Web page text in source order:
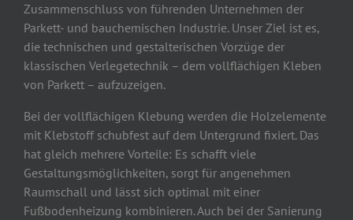
Zusammenschluss von führenden Unternehmen der
Parkett- und bauchemischen Industrie. Unser Ziel ist es,
die technischen und gestalterischen Vorzüge der
klassischen Verlegetechnik – dem vollflächigen Kleben
von Parkett – aufzuzeigen.
Bei der vollflächigen Klebung werden die Holzelemente
mit Klebstoff schubfest auf dem Untergrund fixiert. Das
hat gleich mehrere Vorteile: Es schafft viele
Gestaltungsmöglichkeiten, sorgt für angenehmen
Raumschall und lässt sich optimal mit einer
Fußbodenheizung kombinieren. Auch bei der Sanierung